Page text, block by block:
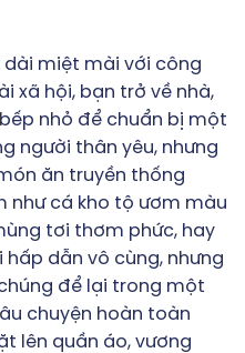
miệt mài với công
xã hội, bạn trở về nhà,
nhỏ để chuẩn bị một
người thân yêu, nhưng
ăn truyền thống
như cá kho tộ ươm màu
tơi thơm phức, hay
dẫn vô cùng, nhưng
để lại trong một
chuyện hoàn toàn
lên quần áo, vương